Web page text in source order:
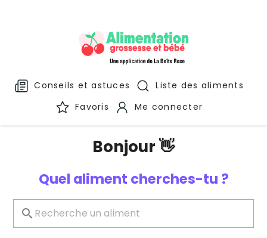
Conseils et astuces
Liste des aliments
Favoris
Me connecter
Bonjour 👋
Quel aliment cherches-tu ?